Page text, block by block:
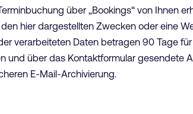
über „Bookings“ von Ihnen
hier dargestellten Zwecken oder eine
verarbeiteten Daten betragen 90 Tage
und über das Kontaktformular gesendete
E-Mail-Archivierung.